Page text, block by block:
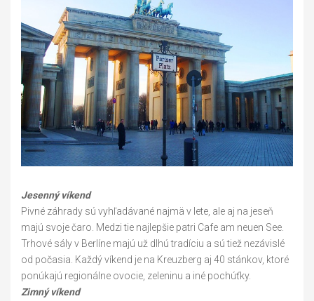
Jesenný víkend
Pivné záhrady sú vyhľadávané najmä v lete, ale aj na jeseň
majú svoje čaro. Medzi tie najlepšie patri Cafe am neuen See.
Trhové sály v Berlíne majú už dlhú tradíciu a sú tiež nezávislé
od počasia. Každý víkend je na Kreuzberg aj 40 stánkov, ktoré
ponúkajú regionálne ovocie, zeleninu a iné pochúťky.
Zimný víkend